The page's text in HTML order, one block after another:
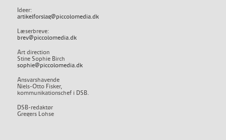
Ideer:
artikelforslag@piccolomedia.dk
Læserbreve:
brev@piccolomedia.dk
Art direction
Stine Sophie Birch
sophie@piccolomedia.dk
Ansvarshavende
Niels-Otto Fisker,
kommunikationschef i DSB.
DSB-redaktør
Gregers Lohse